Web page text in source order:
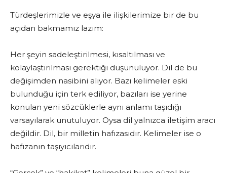
Türdeşlerimizle ve eşya ile ilişkilerimize bir de bu
açıdan bakmamız lazım:
Her şeyin sadeleştirilmesi, kısaltılması ve
kolaylaştırılması gerektiği düşünülüyor. Dil de bu
değişimden nasibini alıyor. Bazı kelimeler eski
bulunduğu için terk ediliyor, bazıları ise yerine
konulan yeni sözcüklerle aynı anlamı taşıdığı
varsayılarak unutuluyor. Oysa dil yalnızca iletişim aracı
değildir. Dil, bir milletin hafızasıdır. Kelimeler ise o
hafızanın taşıyıcılarıdır.